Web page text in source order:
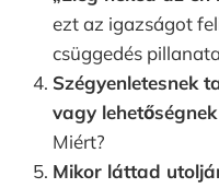
ezt az igazságot
csüggedés
Szégyenletesnek
vagy
Miért?
Mikor láttad